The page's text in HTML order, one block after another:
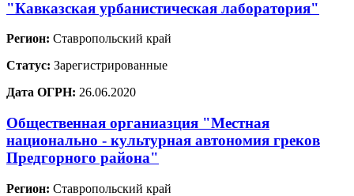
"Кавказская урбанистическая лаборатория"
Регион: Ставропольский край
Статус: Зарегистрированные
Дата ОГРН: 26.06.2020
Общественная органиазция "Местная
национально - культурная автономия греков
Предгорного района"
Регион: Ставропольский край